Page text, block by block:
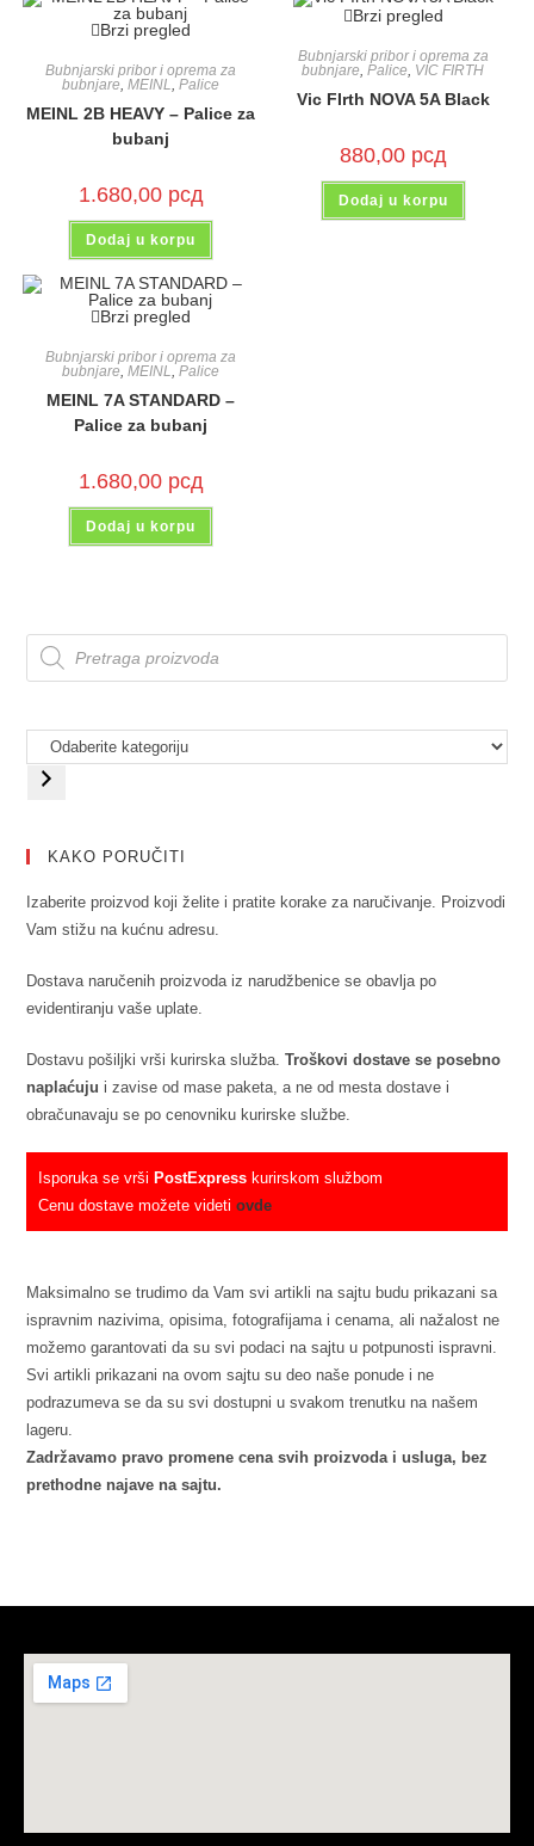
Brzi pregled
Bubnjarski pribor i oprema za
bubnjare ,MEINL ,Palice
MEINL 2B HEAVY – Palice za
bubanj
1.680,00 рсд
Dodaj u korpu
Brzi pregled
Bubnjarski pribor i oprema za
bubnjare,Palice, VIC FIRTH
Vic FIrth NOVA 5A Black
880,00 рсд
Dodaj u korpu
Brzi pregled
Bubnjarski pribor i oprema za
bubnjare,MEINL,Palice
MEINL 7A STANDARD –
Palice za bubanj
1.680,00 рсд
Dodaj u korpu
KAKO PORUČITI
Izaberite proizvod koji želite i pratite korake za naručivanje. Proizvodi
Vam stižu na kućnu adresu.
Dostava naručenih proizvoda iz narudžbenice se obavlja po
evidentiranju vaše uplate.
Dostavu pošiljki vrši kurirska služba.Troškovi dostave se posebno
naplaćuju i zavise od mase paketa, a ne od mesta dostave i
obračunavaju se po cenovniku kurirske službe.
Isporuka se vrši PostExpress kurirskom službom
Cenu dostave možete videtiovde
Maksimalno se trudimo da Vam svi artikli na sajtu budu prikazani sa
ispravnim nazivima, opisima, fotografijama i cenama, ali nažalost ne
možemo garantovati da su svi podaci na sajtu u potpunosti ispravni.
Svi artikli prikazani na ovom sajtu su deo naše ponude i ne
podrazumeva se da su svi dostupni u svakom trenutku na našem
lageru.
Zadržavamo pravo promene cena svih proizvoda i usluga, bez
prethodne najave na sajtu.